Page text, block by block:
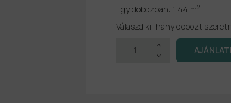
Egy dobozban: 1,44 m2
Válaszd ki, hány dobozt